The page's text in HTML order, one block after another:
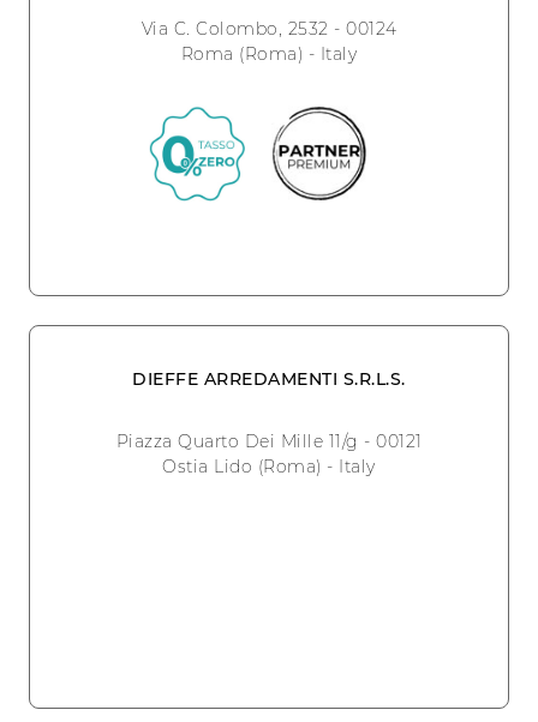
Via C. Colombo, 2532 - 00124
Roma (Roma) - Italy
DIEFFE ARREDAMENTI S.R.L.S.
Piazza Quarto Dei Mille 11/g - 00121
Ostia Lido (Roma) - Italy